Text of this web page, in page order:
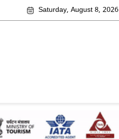
Saturday, August 8, 2026